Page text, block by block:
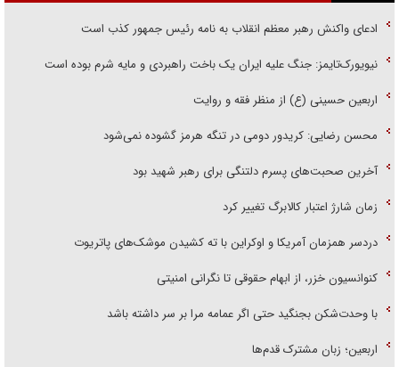
ادعای واکنش رهبر معظم انقلاب به نامه رئیس جمهور کذب است
نیویورک‌تایمز: جنگ علیه ایران یک باخت راهبردی و مایه شرم بوده است
اربعین حسینی (ع) از منظر فقه و روایت
محسن رضایی: کریدور دومی در تنگه هرمز گشوده نمی‌شود
آخرین صحبت‌های پسرم دلتنگی برای رهبر شهید بود
زمان شارژ اعتبار کالابرگ تغییر کرد
دردسر همزمان آمریکا و اوکراین با ته کشیدن موشک‌های پاتریوت
کنوانسیون خزر، از ابهام حقوقی تا نگرانی امنیتی
با وحدت‌شکن بجنگید حتی اگر عمامه مرا بر سر داشته باشد
اربعین؛ زبان مشترک قدم‌ها